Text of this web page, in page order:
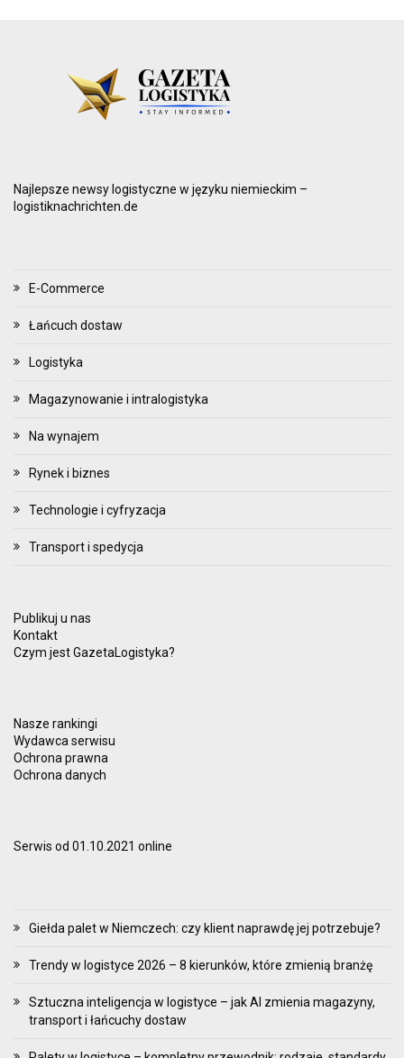
Najlepsze newsy logistyczne w języku niemieckim –
logistiknachrichten.de
E-Commerce
Łańcuch dostaw
Logistyka
Magazynowanie i intralogistyka
Na wynajem
Rynek i biznes
Technologie i cyfryzacja
Transport i spedycja
Publikuj u nas
Kontakt
Czym jest GazetaLogistyka?
Nasze rankingi
Wydawca serwisu
Ochrona prawna
Ochrona danych
Serwis od 01.10.2021 online
Giełda palet w Niemczech: czy klient naprawdę jej potrzebuje?
Trendy w logistyce 2026 – 8 kierunków, które zmienią branżę
Sztuczna inteligencja w logistyce – jak AI zmienia magazyny,
transport i łańcuchy dostaw